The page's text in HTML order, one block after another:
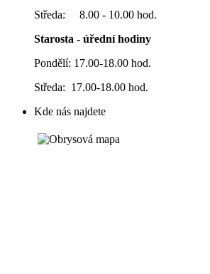
Středa: 8.00 -
Starosta - úřední hodiny
Pondělí: 17.00-18.00 hod.
Středa: 17.00-18.00 hod.
Kde nás najdete